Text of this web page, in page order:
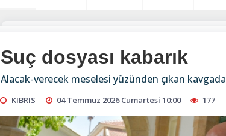
Suç dosyası kabarık
Alacak-verecek meselesi yüzünden çıkan
KIBRIS 04 Temmuz 2026 Cumartesi 10:00 177